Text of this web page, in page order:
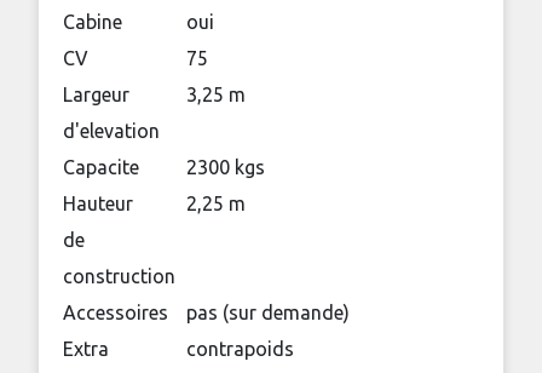
Cabine
oui
CV
75
Largeur
d'elevation
3,25 m
Capacite
2300 kgs
Hauteur
de
construction
2,25 m
Accessoires
pas (sur demande)
Extra
contrapoids